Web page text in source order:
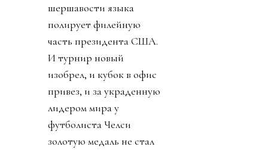
шершавости языка
полирует филейную
часть президента США.
И турнир новый
изобрел, и кубок в офис
привез, и за украденную
лидером мира у
футболиста Челси
золотую медаль не стал